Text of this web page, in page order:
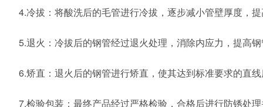
4.冷拔：将酸洗后的毛管进行冷拔，逐步减小管壁厚度，
5.退火：冷拔后的钢管经过退火处理，消除内应力，提高
6.矫直：退火后的钢管进行矫直，使其达到标准要求的直
7.检验包装：最终产品经过严格检验，合格后进行防锈处